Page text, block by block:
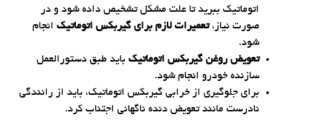
اتوماتیک ببرید تا علت مشکل تشخیص داده شود و در
صورت نیاز،تعمیرات لازم برای گیربکس اتوماتیک انجام
شود.
تعویض روغن گیربکس اتوماتیک باید طبق دستورالعمل
سازنده خودرو انجام شود.
برای جلوگیری از خرابی گیربکس اتوماتیک، باید از رانندگی
نادرست مانند تعویض دنده ناگهانی اجتناب کرد.